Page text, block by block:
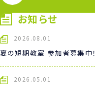
お知らせ
2026.08.01
夏の短期教室 参加者募集中！
2026.05.01